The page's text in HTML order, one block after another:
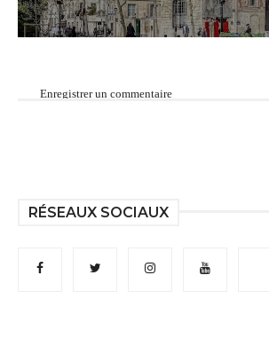
Enregistrer un commentaire
RÉSEAUX SOCIAUX